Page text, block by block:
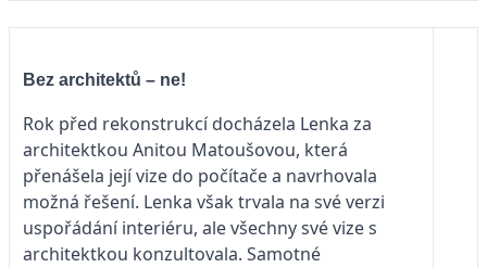
Bez architektů – ne!
Rok před rekonstrukcí docházela Lenka za
architektkou Anitou Matoušovou, která
přenášela její vize do počítače a navrhovala
možná řešení. Lenka však trvala na své verzi
uspořádání interiéru, ale všechny své vize s
architektkou konzultovala. Samotné